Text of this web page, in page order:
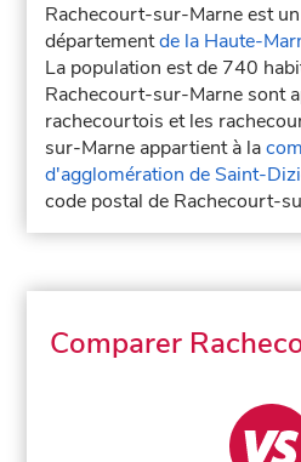
Rachecourt-sur-Marne est
départementde la Haute-
La population est de 740
Rachecourt-sur-Marne sont
rachecourtois et les
sur-Marne appartient à la
d'agglomération de Saint-
code postal de Rachecourt-
Comparer